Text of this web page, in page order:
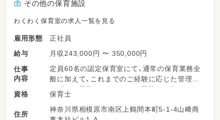
その他の保育施設
わくわく保育室の求人一覧を見る
雇用形態
正社員
給与
月収243,000円 〜 350,000円
仕事
内容
定員60名の認定保育室にて、通常の保育業務全
般に加えて、これまでのご経験に応じた管理職
サポート業務・マネジメント業務をお任せしま
す。
資格 保育士
住所
神奈川県相模原市南区上鶴間本町5-1-4山﨑商